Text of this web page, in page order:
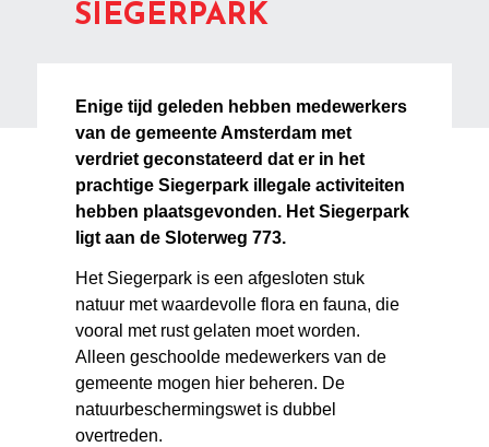
SIEGERPARK
Enige tijd geleden hebben medewerkers
van de gemeente Amsterdam met
verdriet geconstateerd dat er in het
prachtige Siegerpark illegale activiteiten
hebben plaatsgevonden. Het Siegerpark
ligt aan de Sloterweg 773.
Het Siegerpark is een afgesloten stuk
natuur met waardevolle flora en fauna, die
vooral met rust gelaten moet worden.
Alleen geschoolde medewerkers van de
gemeente mogen hier beheren. De
natuurbeschermingswet is dubbel
overtreden.